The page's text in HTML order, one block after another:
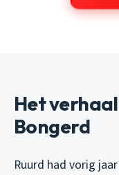
Het
Bongerd
Ruurd had vorig